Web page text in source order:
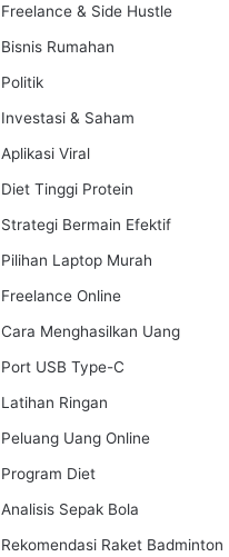
Freelance & Side Hustle
Bisnis Rumahan
Politik
Investasi & Saham
Aplikasi Viral
Diet Tinggi Protein
Strategi Bermain Efektif
Pilihan Laptop Murah
Freelance Online
Cara Menghasilkan Uang
Port USB Type-C
Latihan Ringan
Peluang Uang Online
Program Diet
Analisis Sepak Bola
Rekomendasi Raket Badminton